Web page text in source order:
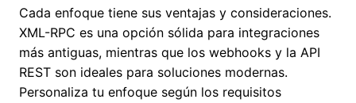
Cada enfoque tiene sus ventajas y consideraciones.
XML-RPC es una opción sólida para integraciones
más antiguas, mientras que los webhooks y la API
REST son ideales para soluciones modernas.
Personaliza tu enfoque según los requisitos